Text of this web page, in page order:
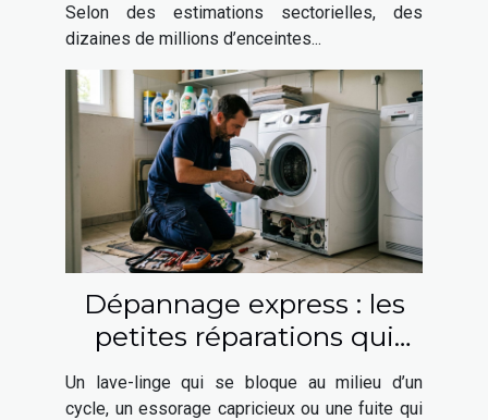
Selon des estimations sectorielles, des
dizaines de millions d’enceintes...
Dépannage express : les
petites réparations qui
prolongent la vie de votre
lave-linge
Un lave-linge qui se bloque au milieu d’un
cycle, un essorage capricieux ou une fuite qui